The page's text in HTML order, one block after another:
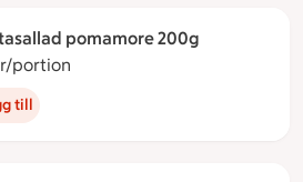
pomamore 200g
portion
till